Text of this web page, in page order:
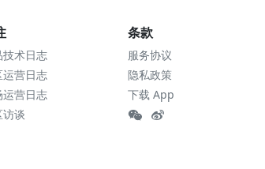
技术日志
运营日志
运营日志
访谈
条款
服务协议
隐私政策
下载 App